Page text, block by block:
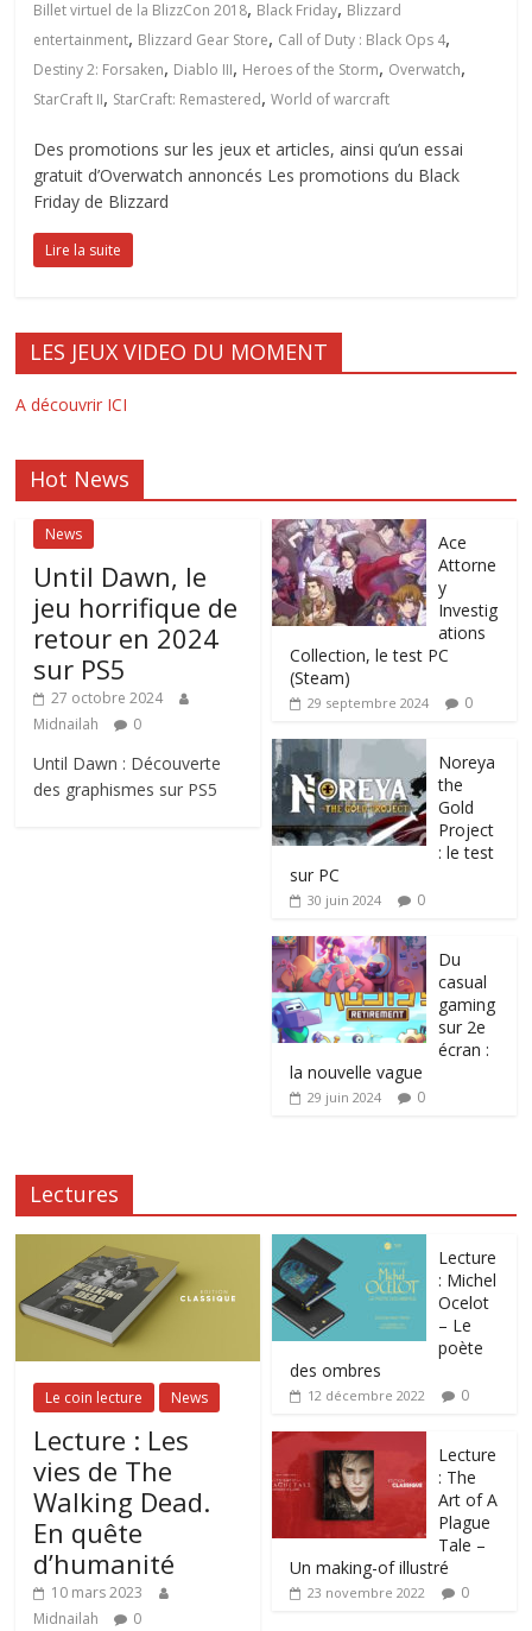
Billet virtuel de la BlizzCon 2018, Black Friday, Blizzard
entertainment, Blizzard Gear Store, Call of Duty : Black Ops 4,
Destiny 2: Forsaken, Diablo III, Heroes of the Storm, Overwatch,
StarCraft II, StarCraft: Remastered,World of warcraft
Des promotions sur les jeux et articles, ainsi qu’un essai
gratuit d’Overwatch annoncés Les promotions du Black
Friday de Blizzard
Lire la suite
LES JEUX VIDEO DU MOMENT
A découvrir ICI
Hot News
News
Until Dawn, le
jeu horrifique de
retour en 2024
sur PS5
27 octobre 2024
Midnailah
0
Until Dawn : Découverte
des graphismes sur PS5
Ace
Attorne
y
Investig
ations
Collection, le test PC
(Steam)
29 septembre 2024 0
Noreya
the
Gold
Project
: le test
sur PC
30 juin 2024 0
Du
casual
gaming
sur 2e
écran :
la nouvelle vague
29 juin 2024 0
Lectures
Le coin lecture News
Lecture : Les
vies de The
Walking Dead.
En quête
d’humanité
10 mars 2023
Midnailah
0
Lecture
: Michel
Ocelot
– Le
poète
des ombres
12 décembre 2022 0
Lecture
: The
Art of A
Plague
Tale –
Un making-of illustré
23 novembre 2022 0